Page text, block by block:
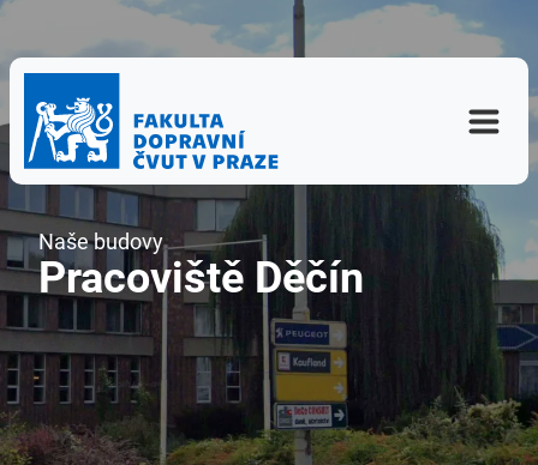
Naše budovy
Pracoviště Děčín